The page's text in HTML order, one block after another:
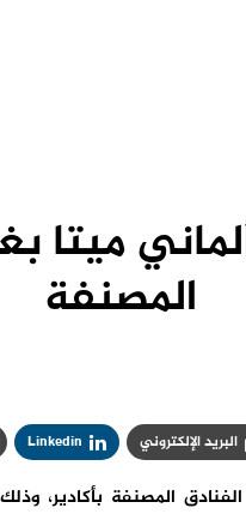
ميتا
المصنفة
البريد الإلكتروني Linkedin
المصنفة بأكادير،